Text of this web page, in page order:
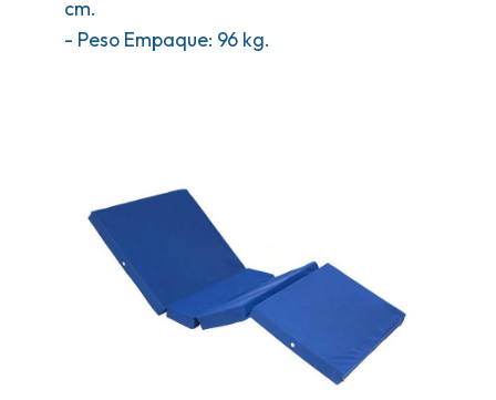
cm.
- Peso Empaque: 96 kg.